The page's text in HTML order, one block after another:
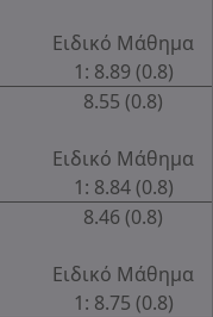
Ειδικό Μάθημα
1: 8.89 (0.8)
8.55 (0.8)
Ειδικό Μάθημα
1: 8.84 (0.8)
8.46 (0.8)
Ειδικό Μάθημα
1: 8.75 (0.8)